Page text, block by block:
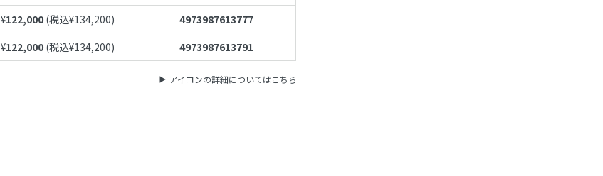
¥122,000 (税込¥134,200)
4973987613777
¥122,000 (税込¥134,200) 4973987613791
アイコンの詳細についてはこちら